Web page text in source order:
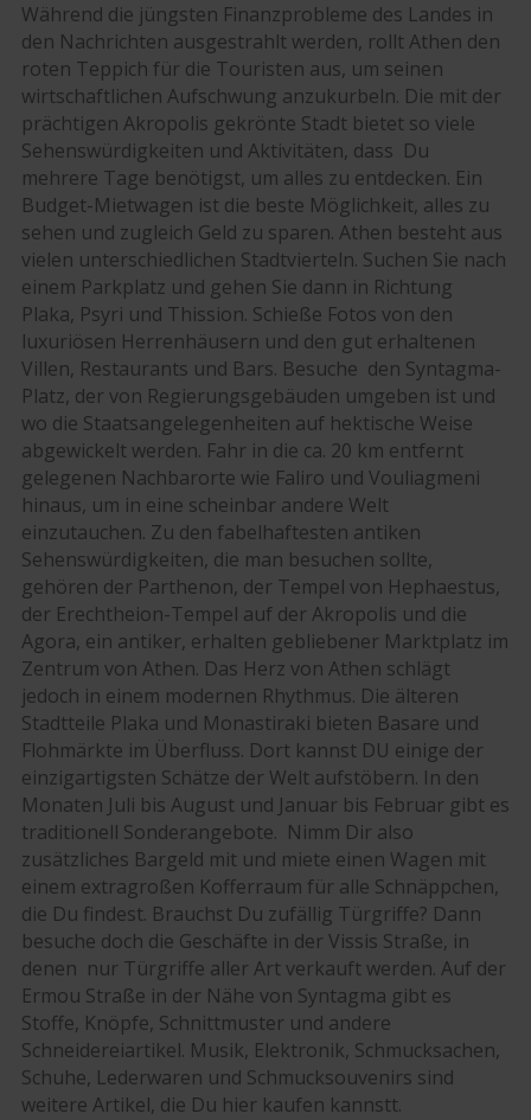
Während die jüngsten Finanzprobleme des Landes in
den Nachrichten ausgestrahlt werden, rollt Athen den
roten Teppich für die Touristen aus, um seinen
wirtschaftlichen Aufschwung anzukurbeln. Die mit der
prächtigen Akropolis gekrönte Stadt bietet so viele
Sehenswürdigkeiten und Aktivitäten, dass Du
mehrere Tage benötigst, um alles zu entdecken. Ein
Budget-Mietwagen ist die beste Möglichkeit, alles zu
sehen und zugleich Geld zu sparen. Athen besteht aus
vielen unterschiedlichen Stadtvierteln. Suchen Sie nach
einem Parkplatz und gehen Sie dann in Richtung
Plaka, Psyri und Thission. Schieße Fotos von den
luxuriösen Herrenhäusern und den gut erhaltenen
Villen, Restaurants und Bars. Besuche den Syntagma-
Platz, der von Regierungsgebäuden umgeben ist und
wo die Staatsangelegenheiten auf hektische Weise
abgewickelt werden. Fahr in die ca. 20 km entfernt
gelegenen Nachbarorte wie Faliro und Vouliagmeni
hinaus, um in eine scheinbar andere Welt
einzutauchen. Zu den fabelhaftesten antiken
Sehenswürdigkeiten, die man besuchen sollte,
gehören der Parthenon, der Tempel von Hephaestus,
der Erechtheion-Tempel auf der Akropolis und die
Agora, ein antiker, erhalten gebliebener Marktplatz im
Zentrum von Athen. Das Herz von Athen schlägt
jedoch in einem modernen Rhythmus. Die älteren
Stadtteile Plaka und Monastiraki bieten Basare und
Flohmärkte im Überfluss. Dort kannst DU einige der
einzigartigsten Schätze der Welt aufstöbern. In den
Monaten Juli bis August und Januar bis Februar gibt es
traditionell Sonderangebote. Nimm Dir also
zusätzliches Bargeld mit und miete einen Wagen mit
einem extragroßen Kofferraum für alle Schnäppchen,
die Du findest. Brauchst Du zufällig Türgriffe? Dann
besuche doch die Geschäfte in der Vissis Straße, in
denen nur Türgriffe aller Art verkauft werden. Auf der
Ermou Straße in der Nähe von Syntagma gibt es
Stoffe, Knöpfe, Schnittmuster und andere
Schneidereiartikel. Musik, Elektronik, Schmucksachen,
Schuhe, Lederwaren und Schmucksouvenirs sind
weitere Artikel, die Du hier kaufen kannstt.